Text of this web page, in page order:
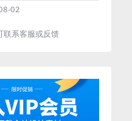
02
联系客服或反馈